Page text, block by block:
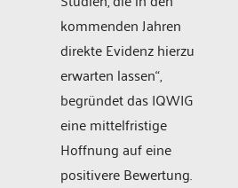
kommenden Jahren
direkte Evidenz hierzu
erwarten lassen“,
begründet das IQWIG
eine mittelfristige
Hoffnung auf eine
positivere Bewertung.